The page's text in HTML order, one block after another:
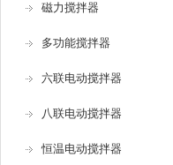
磁力搅拌器
多功能搅拌器
六联电动搅拌器
八联电动搅拌器
恒温电动搅拌器